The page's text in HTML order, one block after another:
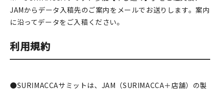
JAMからデータ入稿先のご案内をメールでお送りします。案内
に沿ってデータをご入稿ください。
利用規約
●SURIMACCAサミットは、JAM（SURIMACCA＋店舗）の製